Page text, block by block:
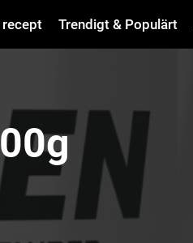
recept Trendigt & Populärt